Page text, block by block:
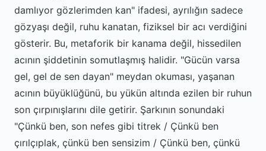
damlıyor gözlerimden kan" ifadesi, ayrılığın sadece
gözyaşı değil, ruhu kanatan, fiziksel bir acı verdiğini
gösterir. Bu, metaforik bir kanama değil, hissedilen
acının şiddetinin somutlaşmış halidir. "Gücün varsa
gel, gel de sen dayan" meydan okuması, yaşanan
acının büyüklüğünü, bu yükün altında ezilen bir ruhun
son çırpınışlarını dile getirir. Şarkının sonundaki
"Çünkü ben, son nefes gibi titrek / Çünkü ben
çırılçıplak, çünkü ben sensizim / Çünkü ben, çünkü